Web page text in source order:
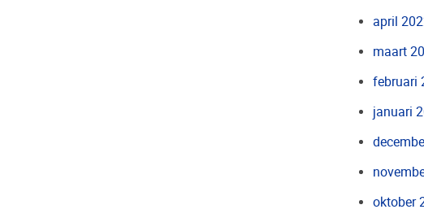
april
maart
februari
januari
oktober